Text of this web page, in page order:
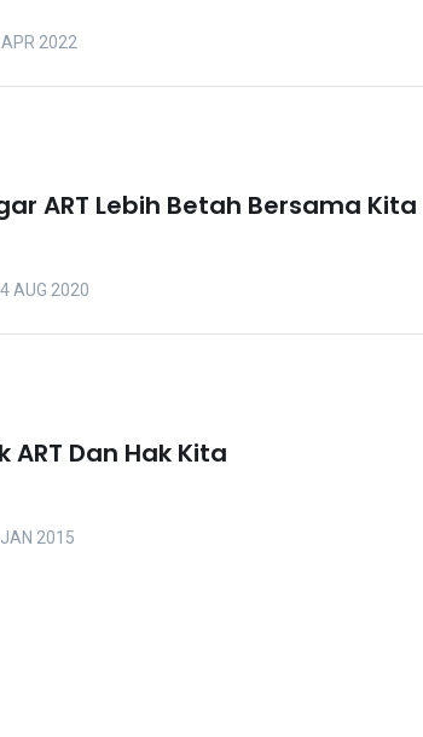
APR 2022
ART Lebih Betah Bersama Kita
AUG 2020
ART Dan Hak Kita
JAN 2015